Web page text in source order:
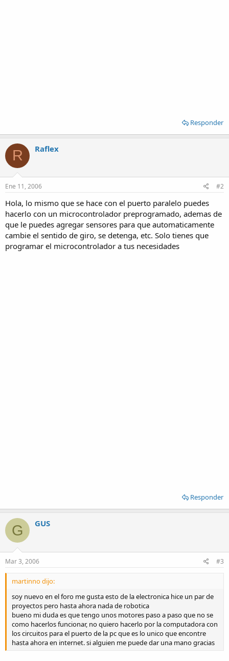
Responder
R Raflex
Ene 11, 2006 #2
Hola, lo mismo que se hace con el puerto paralelo puedes
hacerlo con un microcontrolador preprogramado, ademas de
que le puedes agregar sensores para que automaticamente
cambie el sentido de giro, se detenga, etc. Solo tienes que
programar el microcontrolador a tus necesidades
Responder
G GUS
Mar 3, 2006 #3
martinno dijo:
soy nuevo en el foro me gusta esto de la electronica hice un par de
proyectos pero hasta ahora nada de robotica
bueno mi duda es que tengo unos motores paso a paso que no se
como hacerlos funcionar, no quiero hacerlo por la computadora con
los circuitos para el puerto de la pc que es lo unico que encontre
hasta ahora en internet. si alguien me puede dar una mano gracias